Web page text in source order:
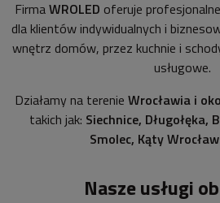
FirmaWROLED oferuje
dla klientów indywidualnych i
wnętrz domów, przez kuchnie i
usługowe.
Działamy na terenie Wrocławia i
takich jak: Siechnice, Długołęka,
Smolec, Kąty
Nasze usługi